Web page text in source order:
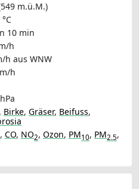
m.ü.M.)
10 min
h
h aus WNW
h
, Birke, Gräser, Beifuss,
, CO, NO2, Ozon, PM10, PM2.5,